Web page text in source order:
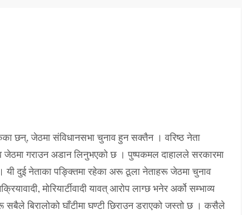
छन्, जेठमा संविधानसभा चुनाव हुन सक्तैन । वरिष्ठ नेता
जेठमा गराउन अडान लिनुभएको छ । पुष्पकमल दाहालले सरकारमा
। यी दुई नेताका पङ्क्तिमा रहेका अरू ठूला नेताहरू जेठमा चुनाव
मोरियार्टीवादी यावत् आरोप लाग्छ भनेर अर्को सम्भाव्य
सबैले बिरालोको घाँटीमा घण्टी छिराउन डराएको जस्तो छ । कसैले